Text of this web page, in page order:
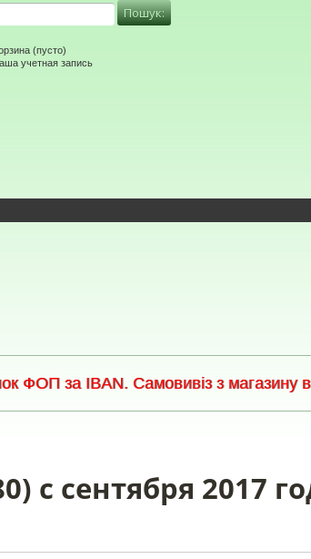
(пусто)
учетная запись
ФОП за IBAN. Самовивіз з магазину в
с сентября 2017